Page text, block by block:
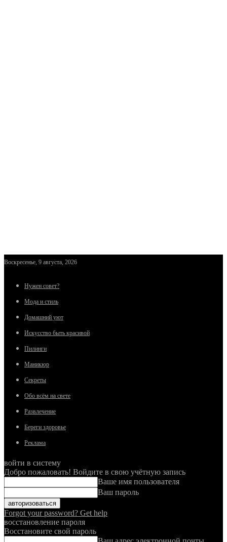
Воскресенье, 9 августа, 2026
Нужен совет?
Мода и стиль
Домашний уют
Искусство быть красивой
Пилинги
Маникюр
Секреты
Обо всём на свете
Развлечение
Береги здоровье
Реклама
войти в систему
Добро пожаловать! Войдите в свою учётную запись
Ваше имя пользователя
Ваш пароль
Forgot your password? Get help
восстановление пароля
Восстановите свой пароль